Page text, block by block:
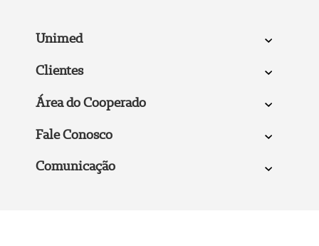
Unimed
Clientes
Área do Cooperado
Fale Conosco
Comunicação